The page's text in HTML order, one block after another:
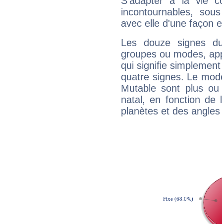
incontournables,
avec elle d'une façon
Les douze signes
groupes ou modes,
qui signifie
quatre signes. Le
Mutable sont plus
natal, en fonction de
planètes et des